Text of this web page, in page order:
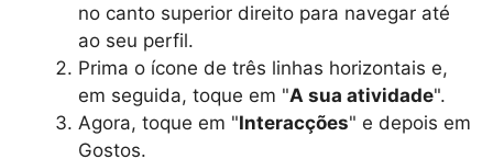
no canto superior direito para navegar até
ao seu perfil.
Prima o ícone de três linhas horizontais e,
em seguida, toque em "A sua atividade".
Agora, toque em "Interacções" e depois em
Gostos.